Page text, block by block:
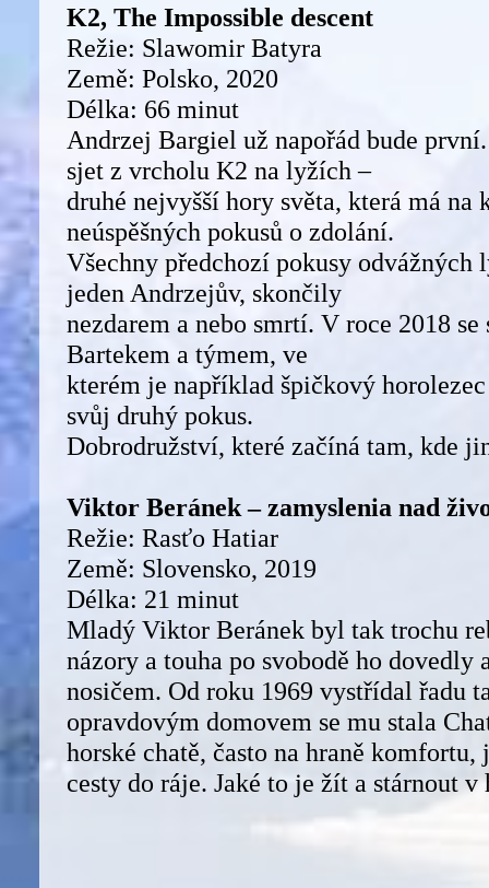
K2, The Impossible descent
Režie: Slawomir Batyra
Země: Polsko, 2020
Délka: 66 minut
Andrzej Bargiel už napořád bude
sjet z vrcholu K2 na lyžích –
druhé nejvyšší hory světa, která má na
neúspěšných pokusů o zdolání.
Všechny předchozí pokusy odvážných
jeden Andrzejův, skončily
nezdarem a nebo smrtí. V roce 2018
Bartekem a týmem, ve
kterém je například špičkový
svůj druhý pokus.
Dobrodružství, které začíná tam, kde
Viktor Beránek – zamyslenia nad
Režie: Rasťo Hatiar
Země: Slovensko, 2019
Délka: 21 minut
Mladý Viktor Beránek byl tak trochu
názory a touha po svobodě ho dovedly
nosičem. Od roku 1969 vystřídal řadu
opravdovým domovem se mu stala
horské chatě, často na hraně
cesty do ráje. Jaké to je žít a stárnout v